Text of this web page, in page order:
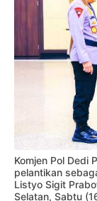
Komjen Pol Dedi
pelantikan
Listyo Sigit
Selatan, Sabtu